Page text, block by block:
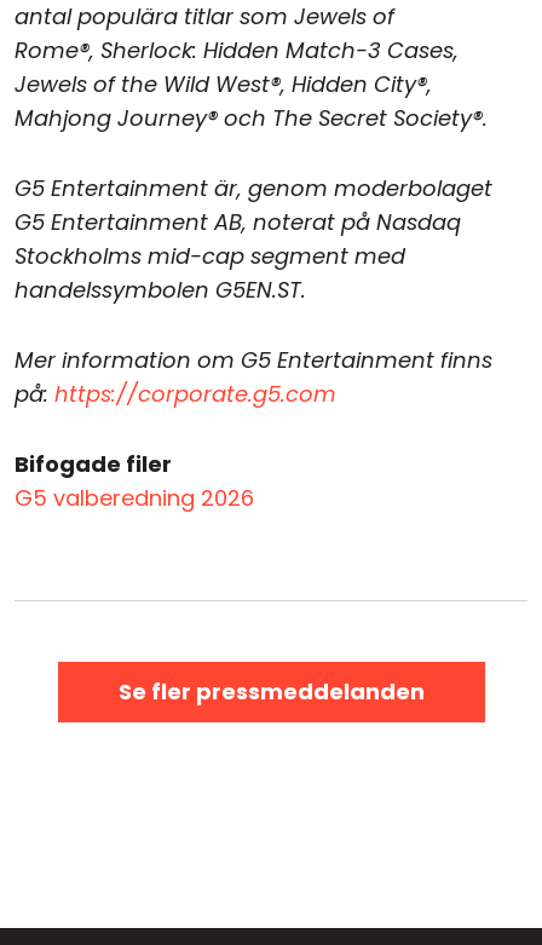
antal populära titlar som Jewels of
Rome®, Sherlock: Hidden Match-3 Cases,
Jewels of the Wild West®, Hidden City®,
Mahjong Journey® och The Secret Society®.
G5 Entertainment är, genom moderbolaget
G5 Entertainment AB, noterat på Nasdaq
Stockholms mid-cap segment med
handelssymbolen G5EN.ST.
Mer information om G5 Entertainment finns
på: https://corporate.g5.com
Bifogade filer
G5 valberedning 2026
Se fler pressmeddelanden